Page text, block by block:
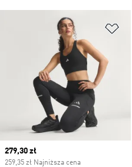
Current price
279,30 zł
259,35 zł Najniższa cena